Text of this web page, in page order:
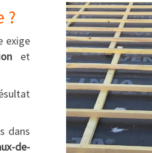
?
exige
et
dans
de-